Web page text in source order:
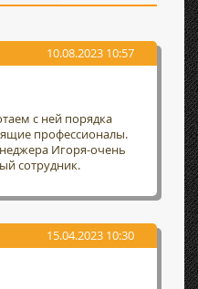
10.08.2023 10:57
с ней порядка
профессионалы.
Игоря-очень
сотрудник.
15.04.2023 10:30